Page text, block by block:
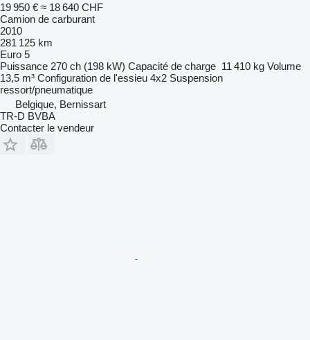
19 950 € ≈ 18 640 CHF
Camion de carburant
2010
281 125 km
Euro 5
Puissance 270 ch (198 kW) Capacité de charge 11 410 kg Volume
13,5 m³ Configuration de l'essieu 4x2 Suspension
ressort/pneumatique
Belgique, Bernissart
TR-D BVBA
Contacter le vendeur